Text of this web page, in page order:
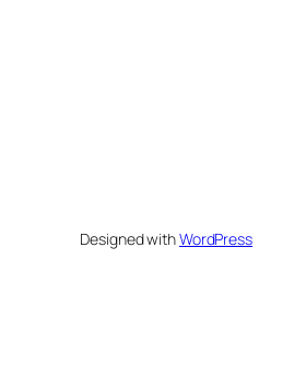
Designed withWordPress